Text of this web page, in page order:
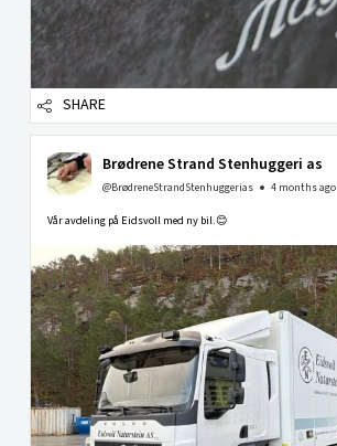
SHARE
Brødrene Strand Stenhuggeri as
@BrødreneStrandStenhuggerias 4 months ago
Vår avdeling på Eidsvoll med ny bil.😊